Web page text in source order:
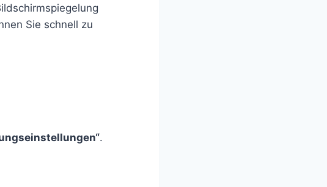
Sie schnell zu
.